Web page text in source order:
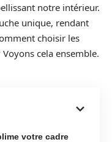
notre intérieur.
unique, rendant
choisir les
cela ensemble.
votre cadre